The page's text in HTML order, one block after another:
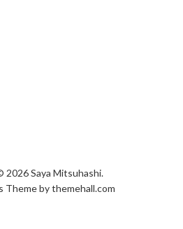
2026 Saya Mitsuhashi.
Theme by themehall.com